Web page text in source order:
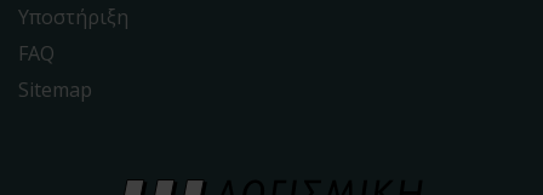
Υποστήριξη
FAQ
Sitemap